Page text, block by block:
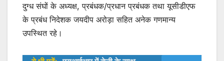
दुग्ध संघों के अध्यक्ष, प्रबंधक/प्रधान प्रबंधक तथा यूसीडीएफ
के प्रबंध निदेशक जयदीप अरोड़ा सहित अनेक गणमान्य
उपस्थित रहे।